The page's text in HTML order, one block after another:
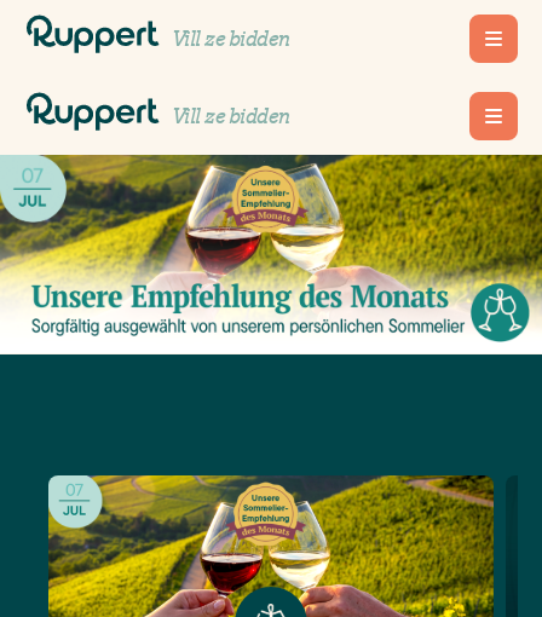
Vill ze bidden